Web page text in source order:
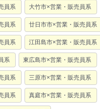
員系 大竹市×営業・販売員系
員系 廿日市市×営業・販売員系
員系 江田島市×営業・販売員系
系 東広島市×営業・販売員系
員系 三原市×営業・販売員系
員系 真庭市×営業・販売員系